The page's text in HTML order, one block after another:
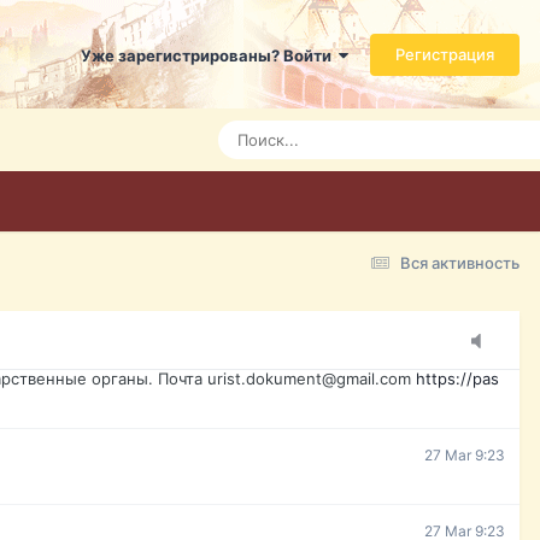
Уже зарегистрированы? Войти Регистрация
Вся активность
даже ребенок. Быстрое оформление договора с
Today 3:21
Today 3:24
Today 3:28
15 Mar 16:47
органы. Почта urist.dokument@gmail.com https://pas
27 Mar 9:23
27 Mar 9:23